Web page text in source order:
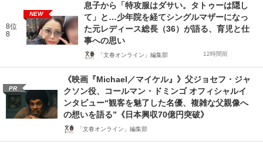
8位
8
NEW
息子から「特攻服はダサい。タトゥーは隠し
て」と…少年院を経てシングルマザーになっ
た元レディース総長（36）が語る、育児と仕
事への思い
「文春オンライン」編集部 12時間前
PR
《映画『Michael／マイケル』》父ジョセフ・ジャ
クソン役、コールマン・ドミンゴ オフィシャルイ
ンタビュー“観客を魅了した名優、複雑な父親像へ
の想いを語る”《日本興収70億円突破》
「文春オンライン」編集部